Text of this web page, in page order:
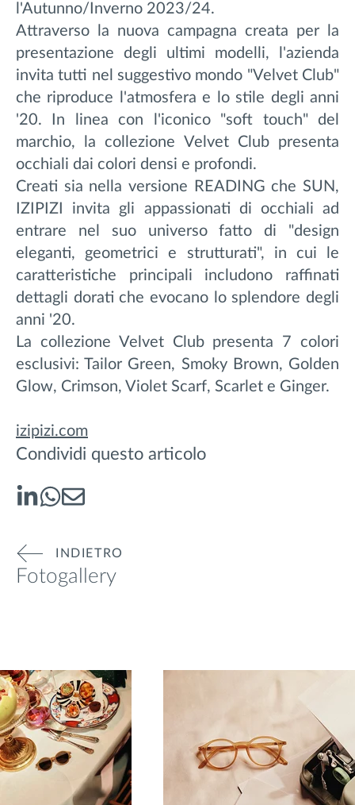
l'Autunno/Inverno 2023/24.
Attraverso la nuova campagna creata per la
presentazione degli ultimi modelli, l'azienda
invita tutti nel suggestivo mondo "Velvet Club"
che riproduce l'atmosfera e lo stile degli anni
'20. In linea con l'iconico "soft touch" del
marchio, la collezione Velvet Club presenta
occhiali dai colori densi e profondi.
Creati sia nella versione READING che SUN,
IZIPIZI invita gli appassionati di occhiali ad
entrare nel suo universo fatto di "design
eleganti, geometrici e strutturati", in cui le
caratteristiche principali includono raffinati
dettagli dorati che evocano lo splendore degli
anni '20.
La collezione Velvet Club presenta 7 colori
esclusivi: Tailor Green, Smoky Brown, Golden
Glow, Crimson, Violet Scarf, Scarlet e Ginger.
izipizi.com
Condividi questo articolo
INDIETRO
Fotogallery